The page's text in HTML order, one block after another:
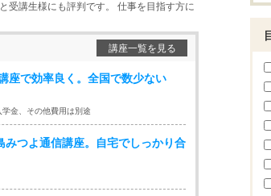
受講生様にも評判です。 仕事を目指す方に
講座一覧を見る
で効率良く。全国で数少ない
金、その他費用は別途
つよ通信講座。自宅でしっかり合